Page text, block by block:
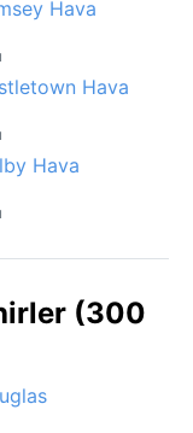
Hava
Hava
Hava
(300